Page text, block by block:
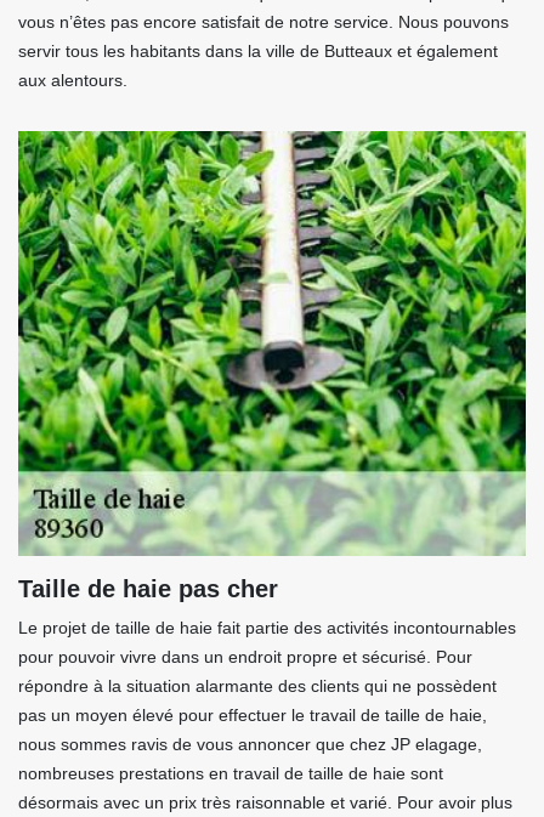
vous n’êtes pas encore satisfait de notre service. Nous pouvons
servir tous les habitants dans la ville de Butteaux et également
aux alentours.
Taille de haie pas cher
Le projet de taille de haie fait partie des activités incontournables
pour pouvoir vivre dans un endroit propre et sécurisé. Pour
répondre à la situation alarmante des clients qui ne possèdent
pas un moyen élevé pour effectuer le travail de taille de haie,
nous sommes ravis de vous annoncer que chez JP elagage,
nombreuses prestations en travail de taille de haie sont
désormais avec un prix très raisonnable et varié. Pour avoir plus